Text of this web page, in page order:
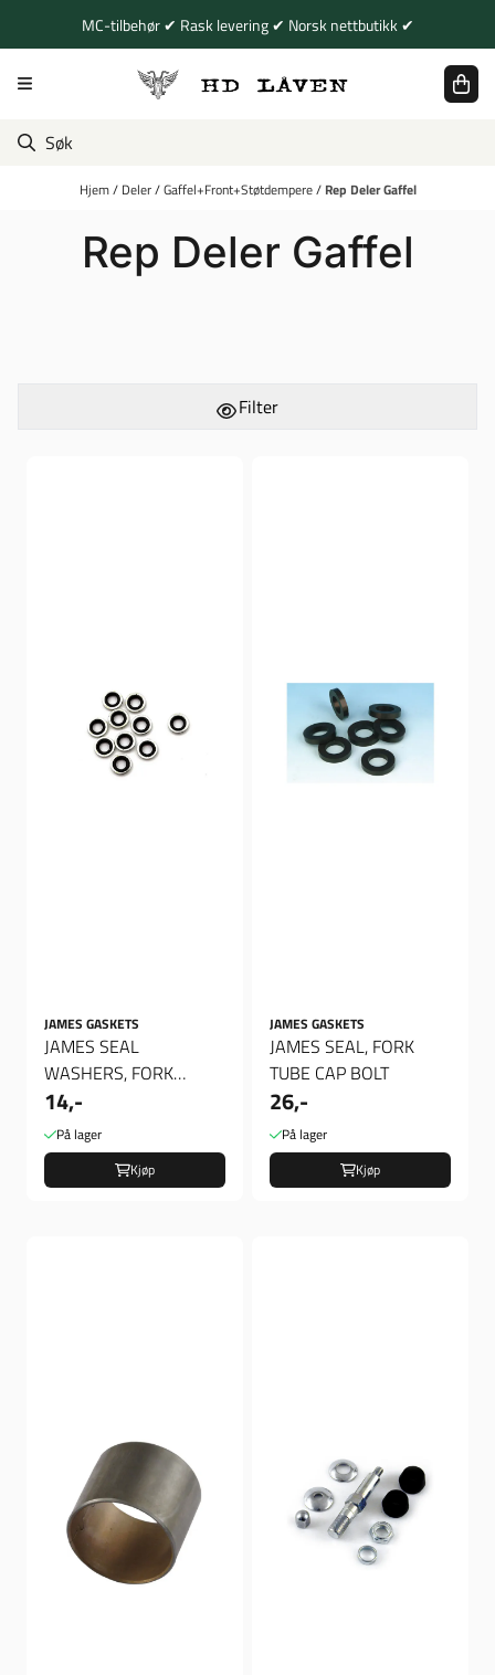
Hopp til innholdMC-tilbehør ✔ Rask levering ✔ Norsk nettbutikk ✔
Hjem/ Deler/Gaffel+Front+Støtdempere/ Rep Deler Gaffel
Rep Deler Gaffel
Filter
JAMES GASKETS
JAMES SEAL
WASHERS, FORK
DRAIN SCREW, Pakning,
Tappeskrue gaffel
14,-
På lager
Kjøp
JAMES GASKETS
JAMES SEAL, FORK
TUBE CAP BOLT
26,-
På lager
Kjøp